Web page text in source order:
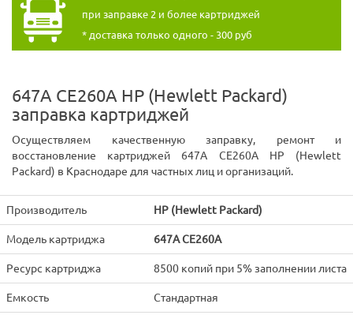
при заправке 2 и более картриджей
* доставка только одного - 300 руб
647A CE260A HP (Hewlett Packard)
заправка картриджей
Осуществляем качественную заправку, ремонт и
восстановление картриджей 647A CE260A HP (Hewlett
Packard) в Краснодаре для частных лиц и организаций.
Производитель HP (Hewlett Packard)
Модель картриджа 647A CE260A
Ресурс картриджа 8500 копий при 5% заполнении листа
Емкость Стандартная